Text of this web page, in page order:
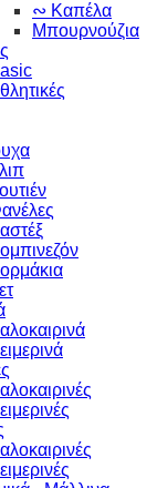
∾ Καπέλα
Μπουρνούζια